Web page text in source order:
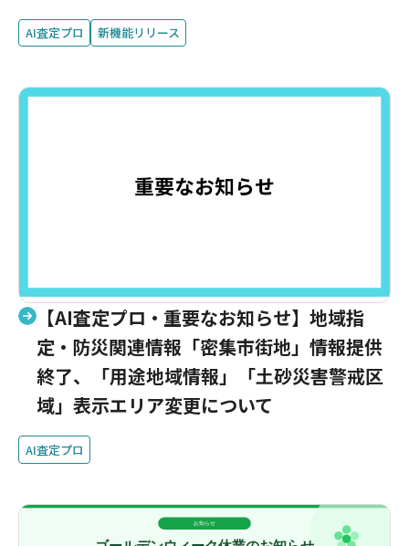
AI査定プロ 新機能リリース
【AI査定プロ・重要なお知らせ】地域指
定・防災関連情報「密集市街地」情報提供
終了、「用途地域情報」「土砂災害警戒区
域」表示エリア変更について
AI査定プロ